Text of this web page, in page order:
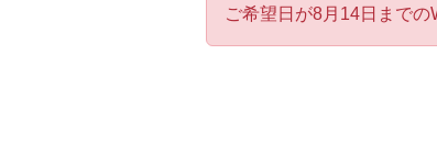
ご希望日が8月14日まで